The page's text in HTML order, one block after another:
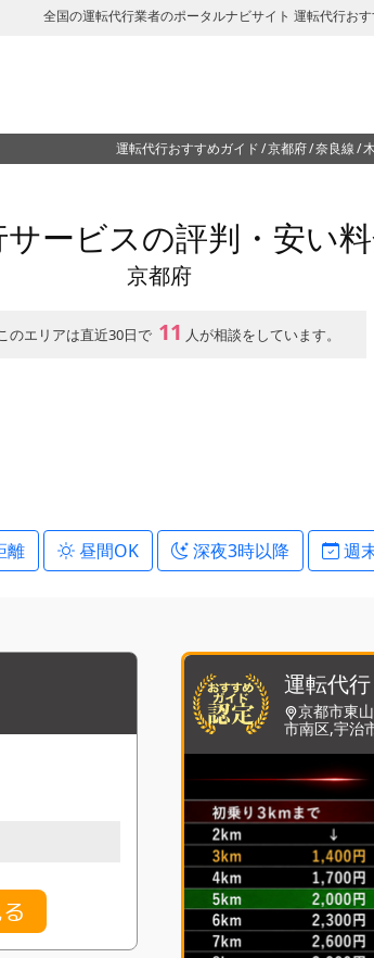
全国の運転代行業者のポータルナビサイト 運転代行お
運転代行おすすめガイド 京都府 奈良線
ービスの評判・安い
京都府
このエリアは直近30日で 11 人が相談をしています。
離 昼間OK 深夜3時以降 週
運転代
京都市東
市南区,宇治